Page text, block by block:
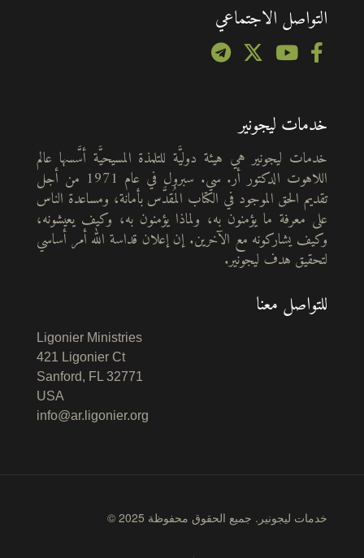
التواصل الاجتماعي
خدمات ليجونير
خدمات ليجونير هي هيئة دوليَّة للتلمذة المسيحيَّة أسَّسها عالم
اللاهوت الدكتور أر. سي. سبرول في عام 1971 من أجل
تقديم الحق الموجود في الكتاب المُقدَّس بأمانة، ومساعدة الناس
على معرفة ما يؤمنون به، ولماذا يؤمنون به، وكيف يعيشونه،
وكيف يشاركونه مع الآخرين. إن إعلان قداسة الله أمر أساسي
لتحقيق هدف ليجونير.
للتواصل معنا
Ligonier Ministries
421 Ligonier Ct
Sanford, FL 32771
USA
info@ar.ligonier.org
© 2025 خدمات ليجونير. جميع الحقوق محفوظة